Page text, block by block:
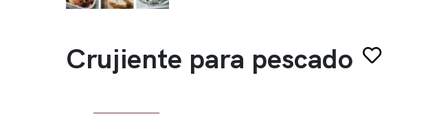
Crujiente para pescado